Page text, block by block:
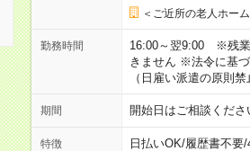
＜ご近所の老人ホー
勤務時間
16:00～翌9:00 ※残業
きません ※法令に基
（日雇い派遣の原則
期間 開始日はご相談くだ
特徴 日払いOK/履歴書不要/